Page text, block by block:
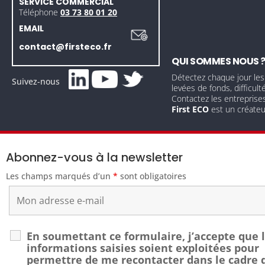
Téléphone 03 73 80 01 20
EMAIL
contact@firsteco.fr
Suivez-nous
QUI SOMMES NOUS ?
Détectez chaque jour
levées de fonds,
Contactez les
First ECO est un
Abonnez-vous à la newsletter
Les champs marqués d’un * sont obligatoires
En soumettant ce formulaire, j’accepte que
informations saisies soient exploitées pour
permettre de me recontacter dans le cadre